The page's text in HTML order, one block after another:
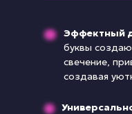
Эффектный
буквы
свечение,
создавая